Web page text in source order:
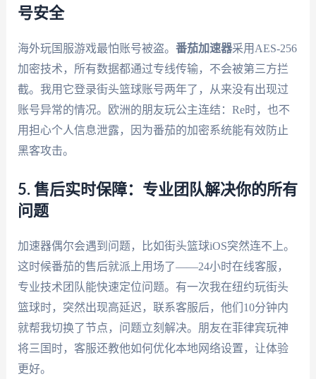
号安全
海外玩国服游戏最怕账号被盗。 番茄加速器采用AES-256
加密技术，所有数据都通过专线传输，不会被第三方拦
截。我用它登录街头篮球账号两年了，从来没有出现过
账号异常的情况。欧洲的朋友玩公主连结：Re时，也不
用担心个人信息泄露，因为番茄的加密系统能有效防止
黑客攻击。
5. 售后实时保障：专业团队解决你的所有
问题
加速器偶尔会遇到问题，比如街头篮球iOS突然连不上。
这时候番茄的售后就派上用场了——24小时在线客服，
专业技术团队能快速定位问题。有一次我在纽约玩街头
篮球时，突然出现高延迟，联系客服后，他们10分钟内
就帮我切换了节点，问题立刻解决。朋友在菲律宾玩神
将三国时，客服还教他如何优化本地网络设置，让体验
更好。